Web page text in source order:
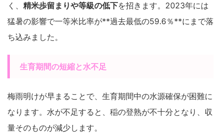
く、 精米歩留まりや等級の低下を招きます。2023年には
猛暑の影響で一等米比率が**過去最低の59.6％**にまで落
ち込みました。
生育期間の短縮と水不足
梅雨明けが早まることで、生育期間中の水源確保が困難に
なります。水が不足すると、稲の登熟が不十分となり、収
量そのものが減少します。